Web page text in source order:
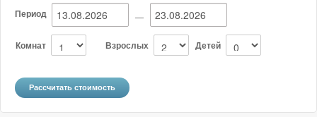
Период —
Комнат Взрослых Детей